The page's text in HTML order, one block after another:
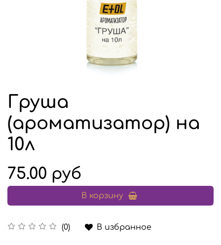
Груша
(ароматизатор) на
10л
(0) В избранное
75.00 руб
В корзину